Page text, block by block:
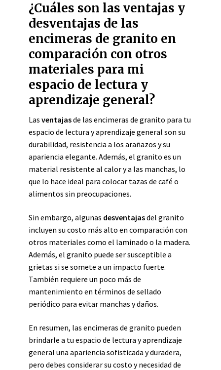
¿Cuáles son las ventajas y
desventajas de las
encimeras de granito en
comparación con otros
materiales para mi
espacio de lectura y
aprendizaje general?
Las ventajasde las encimeras de granito para tu
espacio de lectura y aprendizaje general son su
durabilidad, resistencia a los arañazos y su
apariencia elegante. Además, el granito es un
material resistente al calor y a las manchas, lo
que lo hace ideal para colocar tazas de café o
alimentos sin preocupaciones.
Sin embargo, algunas desventajasdel granito
incluyen su costo más alto en comparación con
otros materiales como el laminado o la madera.
Además, el granito puede ser susceptible a
grietas si se somete a un impacto fuerte.
También requiere un poco más de
mantenimiento en términos de sellado
periódico para evitar manchas y daños.
En resumen, las encimeras de granito pueden
brindarle a tu espacio de lectura y aprendizaje
general una apariencia sofisticada y duradera,
pero debes considerar su costo y necesidad de